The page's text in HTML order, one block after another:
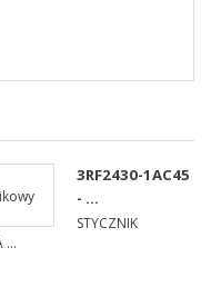
3RF2430-1AC45
- ...
STYCZNIK
...